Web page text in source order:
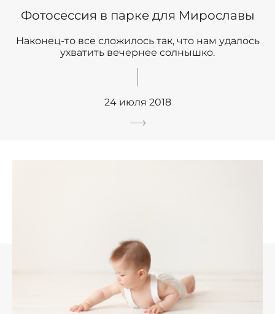
Фотосессия в парке для Мирославы
Наконец-то все сложилось так, что нам удалось
ухватить вечернее солнышко.
24 июля 2018